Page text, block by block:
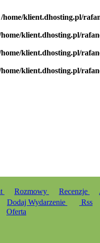
/home/klient.dhosting.pl/
klient.dhosting.pl/
klient.dhosting.pl/
klient.dhosting.pl/
Rozmowy Recenzje
Dodaj Wydarzenie
Rss
Oferta